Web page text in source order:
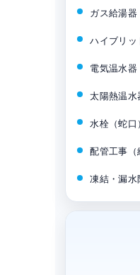
ガス給湯器
ハイブリッ
電気温水器
太陽熱温水
水栓（蛇口
配管工事（
凍結・漏水